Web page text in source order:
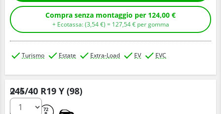
Compra senza montaggio per 124,00 €
+ Ecotassa: (3,54€ ) = 127,54€ per gomma
Turismo Estate Extra-Load EV EVC
245/40 R19 Y (98)
72
Q.tà